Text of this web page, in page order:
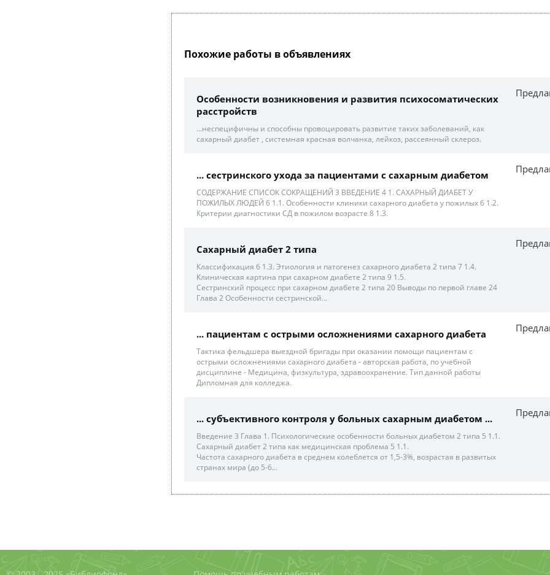
Похожие работы в объявлениях
Особенности возникновения и развития психосоматических
расстройств
...неспецифичны и способны провоцировать развитие таких заболеваний, как
сахарный диабет , системная красная волчанка, лейкоз, рассеянный склероз.
... сестринского ухода за пациентами с сахарным диабетом
СОДЕРЖАНИЕ СПИСОК СОКРАЩЕНИЙ 3 ВВЕДЕНИЕ 4 1. САХАРНЫЙ ДИАБЕТ У
ПОЖИЛЫХ ЛЮДЕЙ 6 1.1. Особенности клиники сахарного диабета у пожилых 6 1.2.
Критерии диагностики СД в пожилом возрасте 8 1.3.
Сахарный диабет 2 типа
Классификация 6 1.3. Этиология и патогенез сахарного диабета 2 типа 7 1.4.
Клиническая картина при сахарном диабете 2 типа 9 1.5.
Сестринский процесс при сахарном диабете 2 типа 20 Выводы по первой главе 24
Глава 2 Особенности сестринской...
... пациентам с острыми осложнениями сахарного диабета
Тактика фельдшера выездной бригады при оказании помощи пациентам с
острыми осложнениями сахарного диабета - авторская работа, по учебной
дисциплине - Медицина, физкультура, здравоохранение. Тип данной работы
Дипломная для колледжа.
... субъективного контроля у больных сахарным диабетом ...
Введение 3 Глава 1. Психологические особенности больных диабетом 2 типа 5 1.1.
Сахарный диабет 2 типа как медицинская проблема 5 1.1.
Частота сахарного диабета в среднем колеблется от 1,5-3%, возрастая в развитых
странах мира (до 5-6...